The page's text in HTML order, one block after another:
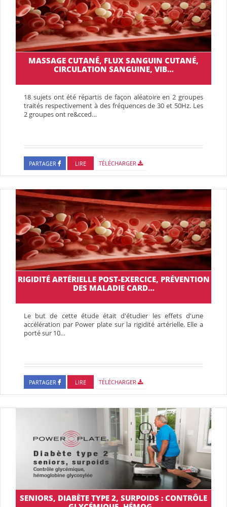
MASSAGE CUTANÉ, FLUX SANGUIN CUTANÉ,
CIRCULATION SANGUINE, VIB…
18 sujets ont été répartis de façon aléatoire en 2 groupes
traités respectivement à des fréquences de 30 et 50Hz. Les
2 groupes ont re&cced…
PARTAGER LIRE TÉLÉCHARGER
RIGIDITÉ ARTÉRIELLE POST-EXERCICE, PRÉVENTION
DES MALADIE CARD…
Le but de cette étude était d'étudier les effets d'une
accélération par Power plate sur la rigidité artérielle. Elle a
porté sur 10…
PARTAGER LIRE TÉLÉCHARGER
SENIORS, DIABÈTE TYPE 2, SURPOIDS : CONTRÔLE